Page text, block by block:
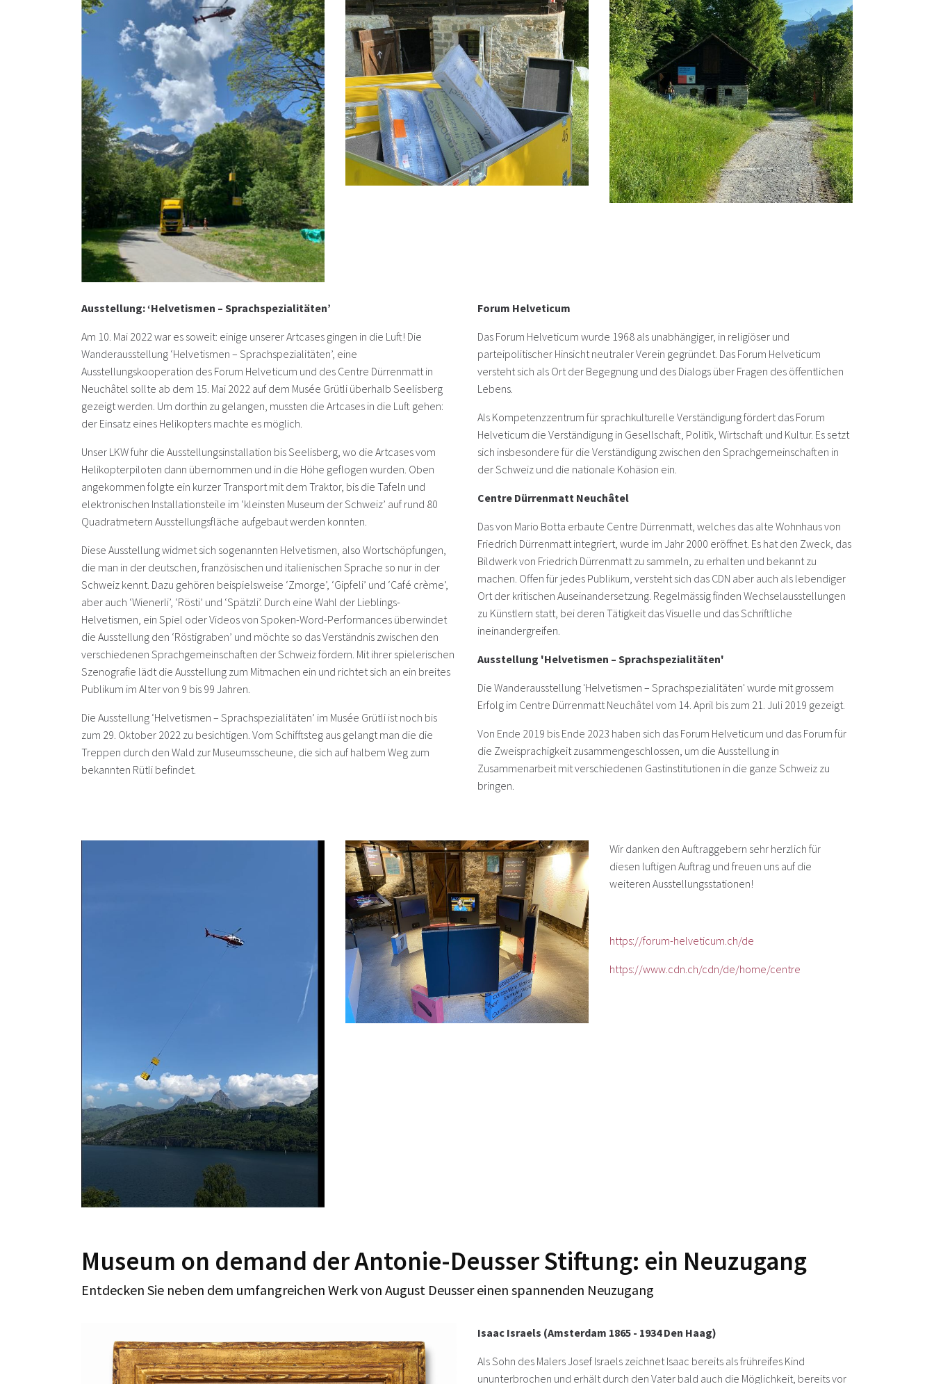
Ausstellung: ‘Helvetismen – Sprachspezialitäten’
Am 10. Mai 2022 war es soweit: einige unserer Artcases gingen in die Luft! Die
Wanderausstellung ‘Helvetismen – Sprachspezialitäten’, eine
Ausstellungskooperation des Forum Helveticum und des Centre Dürrenmatt in
Neuchâtel sollte ab dem 15. Mai 2022 auf dem Musée Grütli überhalb Seelisberg
gezeigt werden. Um dorthin zu gelangen, mussten die Artcases in die Luft gehen:
der Einsatz eines Helikopters machte es möglich.
Unser LKW fuhr die Ausstellungsinstallation bis Seelisberg, wo die Artcases vom
Helikopterpiloten dann übernommen und in die Höhe geflogen wurden. Oben
angekommen folgte ein kurzer Transport mit dem Traktor, bis die Tafeln und
elektronischen Installationsteile im ‘kleinsten Museum der Schweiz’ auf rund 80
Quadratmetern Ausstellungsfläche aufgebaut werden konnten.
Diese Ausstellung widmet sich sogenannten Helvetismen, also Wortschöpfungen,
die man in der deutschen, französischen und italienischen Sprache so nur in der
Schweiz kennt. Dazu gehören beispielsweise ‘Zmorge’, ‘Gipfeli’ und ‘Café crème’,
aber auch ‘Wienerli’, ‘Rösti’ und ‘Spätzli’. Durch eine Wahl der Lieblings-
Helvetismen, ein Spiel oder Videos von Spoken-Word-Performances überwindet
die Ausstellung den ‘Röstigraben’ und möchte so das Verständnis zwischen den
verschiedenen Sprachgemeinschaften der Schweiz fördern. Mit ihrer spielerischen
Szenografie lädt die Ausstellung zum Mitmachen ein und richtet sich an ein breites
Publikum im Alter von 9 bis 99 Jahren.
Die Ausstellung ‘Helvetismen – Sprachspezialitäten’ im Musée Grütli ist noch bis
zum 29. Oktober 2022 zu besichtigen. Vom Schifftsteg aus gelangt man die die
Treppen durch den Wald zur Museumsscheune, die sich auf halbem Weg zum
bekannten Rütli befindet.
Forum Helveticum
Das Forum Helveticum wurde 1968 als unabhängiger, in religiöser und
parteipolitischer Hinsicht neutraler Verein gegründet. Das Forum Helveticum
versteht sich als Ort der Begegnung und des Dialogs über Fragen des öffentlichen
Lebens.
Als Kompetenzzentrum für sprachkulturelle Verständigung fördert das Forum
Helveticum die Verständigung in Gesellschaft, Politik, Wirtschaft und Kultur. Es setzt
sich insbesondere für die Verständigung zwischen den Sprachgemeinschaften in
der Schweiz und die nationale Kohäsion ein.
Centre Dürrenmatt Neuchâtel
Das von Mario Botta erbaute Centre Dürrenmatt, welches das alte Wohnhaus von
Friedrich Dürrenmatt integriert, wurde im Jahr 2000 eröffnet. Es hat den Zweck, das
Bildwerk von Friedrich Dürrenmatt zu sammeln, zu erhalten und bekannt zu
machen. Offen für jedes Publikum, versteht sich das CDN aber auch als lebendiger
Ort der kritischen Auseinandersetzung. Regelmässig finden Wechselausstellungen
zu Künstlern statt, bei deren Tätigkeit das Visuelle und das Schriftliche
ineinandergreifen.
Ausstellung 'Helvetismen – Sprachspezialitäten'
Die Wanderausstellung 'Helvetismen – Sprachspezialitäten' wurde mit grossem
Erfolg im Centre Dürrenmatt Neuchâtel vom 14. April bis zum 21. Juli 2019 gezeigt.
Von Ende 2019 bis Ende 2023 haben sich das Forum Helveticum und das Forum für
die Zweisprachigkeit zusammengeschlossen, um die Ausstellung in
Zusammenarbeit mit verschiedenen Gastinstitutionen in die ganze Schweiz zu
bringen.
Wir danken den Auftraggebern sehr herzlich für
diesen luftigen Auftrag und freuen uns auf die
weiteren Ausstellungsstationen!
https://forum-helveticum.ch/de
https://www.cdn.ch/cdn/de/home/centre
Museum on demand der Antonie-Deusser Stiftung: ein Neuzugang
Entdecken Sie neben dem umfangreichen Werk von August Deusser einen spannenden Neuzugang
Isaac Israels (Amsterdam 1865 - 1934 Den Haag)
Als Sohn des Malers Josef Israels zeichnet Isaac bereits als frühreifes Kind
ununterbrochen und erhält durch den Vater bald auch die Möglichkeit, bereits vor